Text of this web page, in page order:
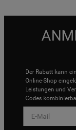
Der Rabatt kann
Online-Shop
Leistungen und
Codes